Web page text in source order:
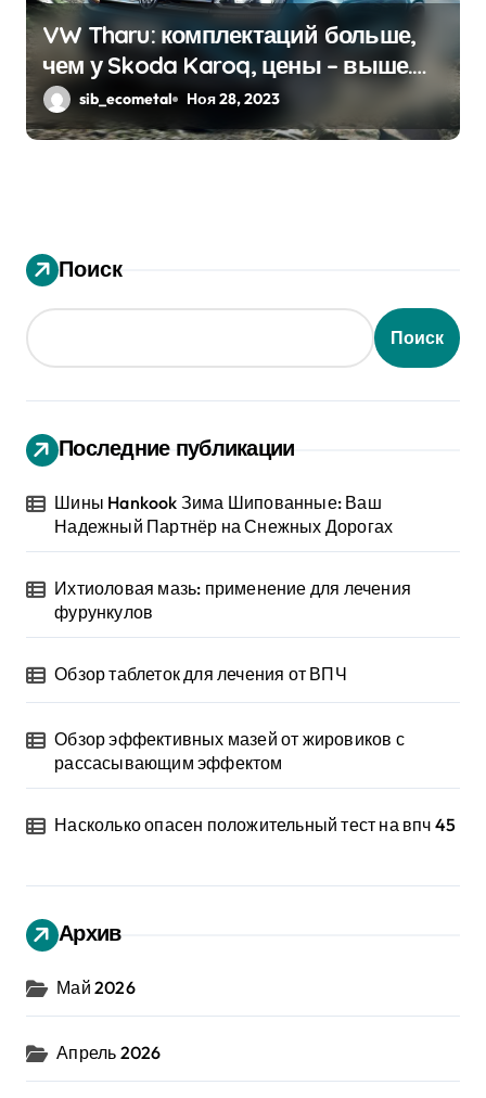
VW Tharu: комплектаций больше,
чем у Skoda Karoq, цены – выше.
Оба кросса пропишутся в России
sib_ecometal Ноя 28, 2023
Поиск
Поиск
Последние публикации
Шины Hankook Зима Шипованные: Ваш
Надежный Партнёр на Снежных Дорогах
Ихтиоловая мазь: применение для лечения
фурункулов
Обзор таблеток для лечения от ВПЧ
Обзор эффективных мазей от жировиков с
рассасывающим эффектом
Насколько опасен положительный тест на впч 45
Архив
Май 2026
Апрель 2026